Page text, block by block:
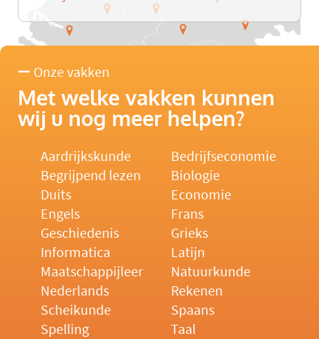
Onze vakken
Met welke vakken kunnen
wij u nog meer helpen?
Aardrijkskunde
Bedrijfseconomie
Begrijpend lezen
Biologie
Duits
Economie
Engels
Frans
Geschiedenis
Grieks
Informatica
Latijn
Maatschappijleer
Natuurkunde
Nederlands
Rekenen
Scheikunde
Spaans
Spelling
Taal